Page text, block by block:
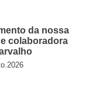
da nossa
colaboradora